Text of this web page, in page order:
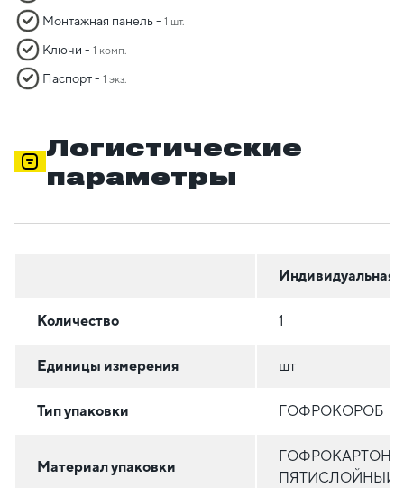
Монтажная панель - 1 шт.
Ключи - 1 комп.
Паспорт - 1 экз.
Логистические
параметры
Индивидуальная
Количество 1
Единицы измерения шт
Тип упаковки ГОФРОКОРОБ
Материал упаковки
ГОФРОКАРТОН
ПЯТИСЛОЙНЫЙ